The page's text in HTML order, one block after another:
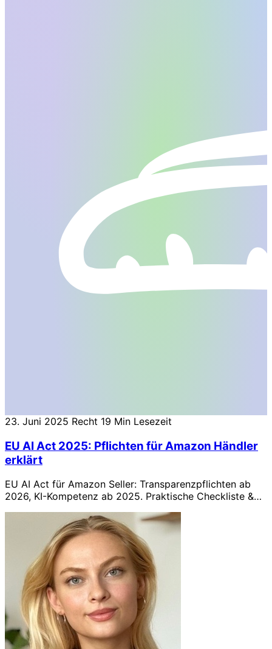
23. Juni 2025 Recht 19 Min Lesezeit
EU AI Act 2025: Pflichten für Amazon Händler
erklärt
EU AI Act für Amazon Seller: Transparenzpflichten ab
2026, KI-Kompetenz ab 2025. Praktische Checkliste &